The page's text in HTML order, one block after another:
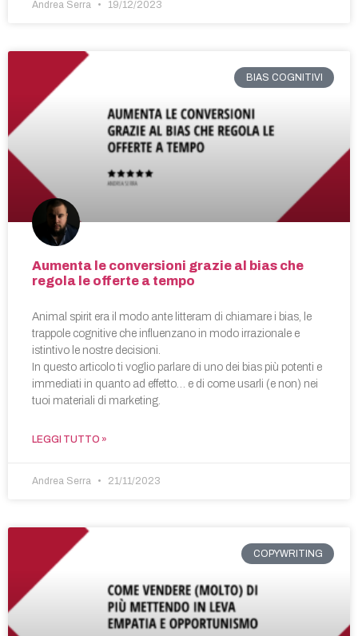
Andrea Serra 19/12/2023
BIAS COGNITIVI
Aumenta le conversioni grazie al bias che
regola le offerte a tempo
Animal spirit era il modo ante litteram di chiamare i bias, le
trappole cognitive che influenzano in modo irrazionale e
istintivo le nostre decisioni.
In questo articolo ti voglio parlare di uno dei bias più potenti e
immediati in quanto ad effetto… e di come usarli (e non) nei
tuoi materiali di marketing.
LEGGI TUTTO »
Andrea Serra 21/11/2023
COPYWRITING